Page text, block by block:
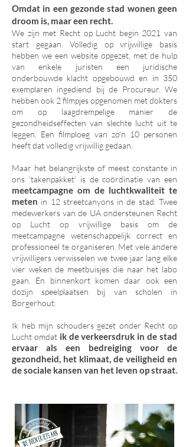
Omdat in een gezonde stad wonen geen
droom is, maar een recht.
We zijn met Recht op Lucht begin 2021 van
start gegaan. Volledig op vrijwillige basis
hebben we een website opgezet, met de hulp
van enkele juristen een juridische
onderbouwde klacht opgebouwd en in 350
exemplaren ingediend bij de Procureur. We
hebben ook 2 filmpjes opgenomen met dokters
om op laagdrempelige manier de
gezondheidseffecten van slechte lucht uit te
leggen. Een filmploeg van zo’n 10 personen
heeft dat volledig vrijwillig gedaan.
Maar het belangrijkste of meest constante in
ons ‘takenpakket’ is de coördinatie van een
meetcampagne om de luchtkwaliteit te
meten in 12 streetcanyons in de stad. Twee
medewerkers van de UA ondersteunen Recht
op Lucht op vrijwillige basis om de
meetcampagne wetenschappelijk correct en
professioneel te organiseren. Met vele andere
vrijwilligers verwisselen we twee jaar lang elke
vier weken de meetbuisjes die naar het labo
gaan. En binnenkort komen daar ook een
dozijn speelplaatsen bij van scholen in
Borgerhout.
Ik heb mijn schouders gezet onder Recht op
Lucht omdat ik de verkeersdruk in de stad
ervaar als een bedreiging voor de
gezondheid, het klimaat, de veiligheid en
de sociale kansen van het leven op straat.